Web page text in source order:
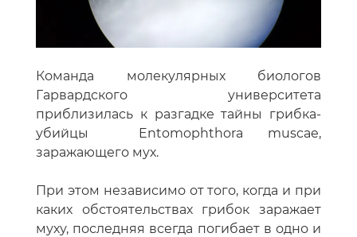
Команда молекулярных биологов
Гарвардского университета
приблизилась к разгадке тайны грибка-
убийцы Entomophthora muscae,
заражающего мух.
При этом независимо от того, когда и при
каких обстоятельствах грибок заражает
муху, последняя всегда погибает в одно и